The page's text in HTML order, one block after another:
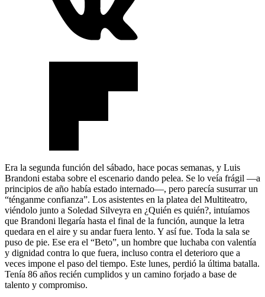
Era la segunda función del sábado, hace pocas semanas, y Luis
Brandoni estaba sobre el escenario dando pelea. Se lo veía frágil —a
principios de año había estado internado—, pero parecía susurrar un
“ténganme confianza”. Los asistentes en la platea del Multiteatro,
viéndolo junto a Soledad Silveyra en ¿Quién es quién?, intuíamos
que Brandoni llegaría hasta el final de la función, aunque la letra
quedara en el aire y su andar fuera lento. Y así fue. Toda la sala se
puso de pie. Ese era el “Beto”, un hombre que luchaba con valentía
y dignidad contra lo que fuera, incluso contra el deterioro que a
veces impone el paso del tiempo. Este lunes, perdió la última batalla.
Tenía 86 años recién cumplidos y un camino forjado a base de
talento y compromiso.